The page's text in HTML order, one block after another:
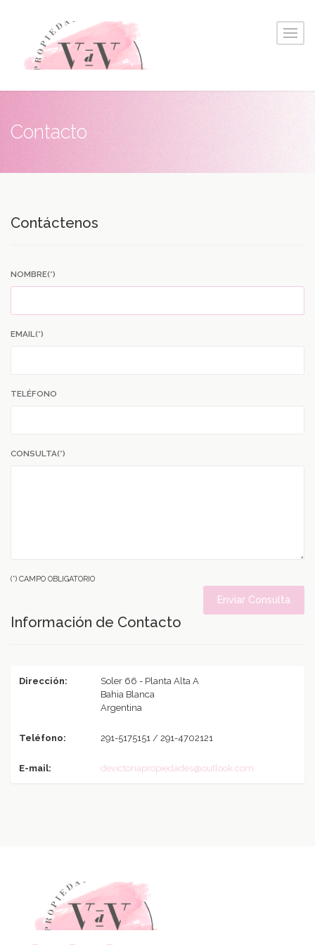
Contacto
Contáctenos
NOMBRE(*)
EMAIL(*)
TELÉFONO
CONSULTA(*)
(*) CAMPO OBLIGATORIO
Enviar Consulta
Información de Contacto
Dirección:
Soler 66 - Planta Alta A
Bahia Blanca
Argentina
Teléfono: 291-5175151 / 291-4702121
E-mail: devictoriapropiedades@outlook.com